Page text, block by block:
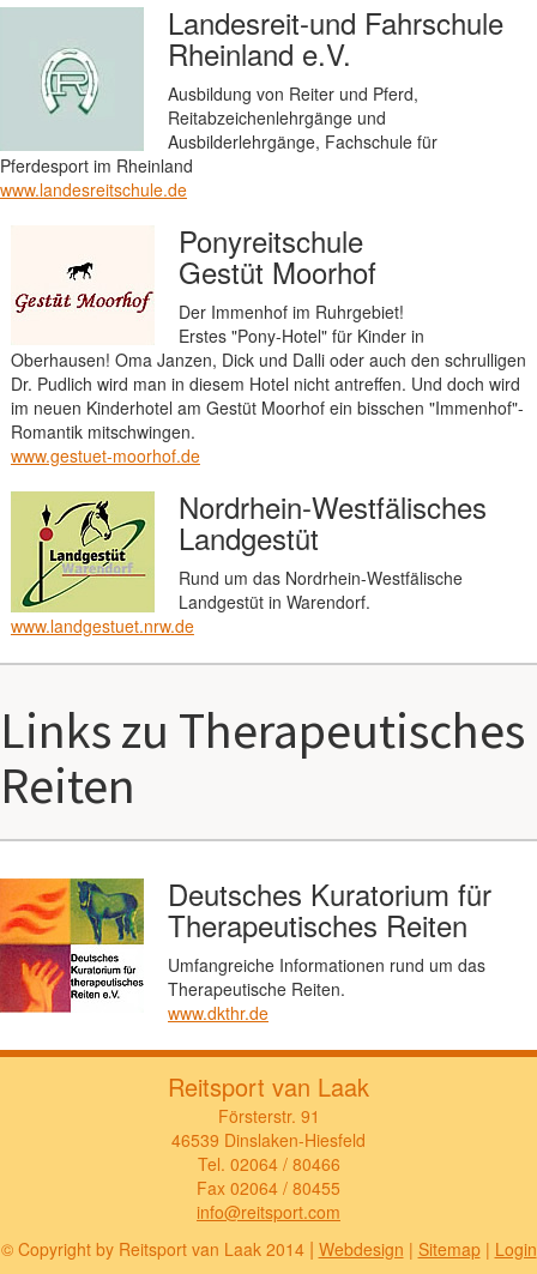
Landesreit-und Fahrschule
Rheinland e.V.
Ausbildung von Reiter und Pferd,
Reitabzeichenlehrgänge und
Ausbilderlehrgänge, Fachschule für
Pferdesport im Rheinland
www.landesreitschule.de
Ponyreitschule
Gestüt Moorhof
Der Immenhof im Ruhrgebiet!
Erstes "Pony-Hotel" für Kinder in
Oberhausen! Oma Janzen, Dick und Dalli oder auch den schrulligen
Dr. Pudlich wird man in diesem Hotel nicht antreffen. Und doch wird
im neuen Kinderhotel am Gestüt Moorhof ein bisschen "Immenhof"-
Romantik mitschwingen.
www.gestuet-moorhof.de
Nordrhein-Westfälisches
Landgestüt
Rund um das Nordrhein-Westfälische
Landgestüt in Warendorf.
www.landgestuet.nrw.de
Links zu Therapeutisches
Reiten
Deutsches Kuratorium für
Therapeutisches Reiten
Umfangreiche Informationen rund um das
Therapeutische Reiten.
www.dkthr.de
Reitsport van Laak
Försterstr. 91
46539 Dinslaken-Hiesfeld
Tel. 02064 / 80466
Fax 02064 / 80455
info@reitsport.com
© Copyright by Reitsport van Laak 2014 | Webdesign | Sitemap| Login